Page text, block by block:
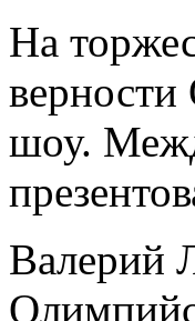
На
шоу.
Валерий